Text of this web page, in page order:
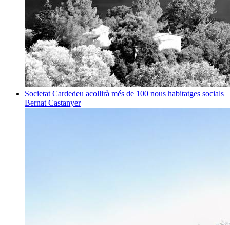
Societat Cardedeu acollirà més de 100 nous habitatges socials
Bernat Castanyer